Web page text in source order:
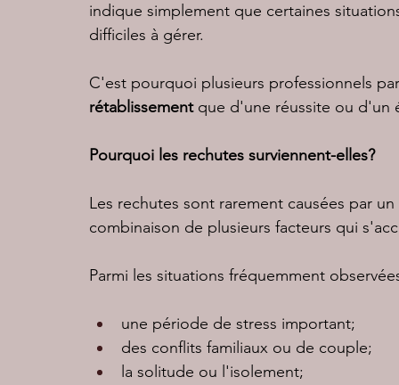
indique simplement que certaines
difficiles à gérer.
C'est pourquoi plusieurs professionnels
rétablissement que d'une réussite ou d'un
Pourquoi les rechutes surviennent-elles?
Les rechutes sont rarement causées par
combinaison de plusieurs facteurs qui
Parmi les situations fréquemment
une période de stress important;
des conflits familiaux ou de couple;
la solitude ou l'isolement;